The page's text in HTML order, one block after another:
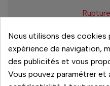
Paiement sécurisé
Nous utilisons des cookies
expérience de navigation,
des publicités et vous
Vous pouvez paramétrer